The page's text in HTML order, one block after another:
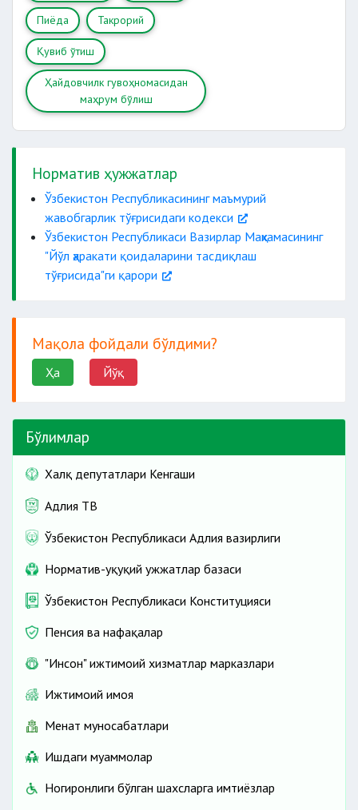
Пиёда Такрорий
Қувиб ўтиш
Ҳайдовчилк гувоҳномасидан
маҳрум бўлиш
Норматив ҳужжатлар
Ўзбекистон Республикасининг маъмурий
жавобгарлик тўғрисидаги кодекси
Ўзбекистон Республикаси Вазирлар Маҳкамасининг
"Йўл ҳаракати қоидаларини тасдиқлаш
тўғрисида"ги қарори
Мақола фойдали бўлдими?
Ҳа Йўқ
Бўлимлар
Халқ депутатлари Кенгаши
Адлия ТВ
Ўзбекистон Республикаси Адлия вазирлиги
Норматив-ҳуқуқий ҳужжатлар базаси
Ўзбекистон Республикаси Конституцияси
Пенсия ва нафақалар
"Инсон" ижтимоий хизматлар марказлари
Ижтимоий ҳимоя
Меҳнат муносабатлари
Ишдаги муаммолар
Ногиронлиги бўлган шахсларга имтиёзлар